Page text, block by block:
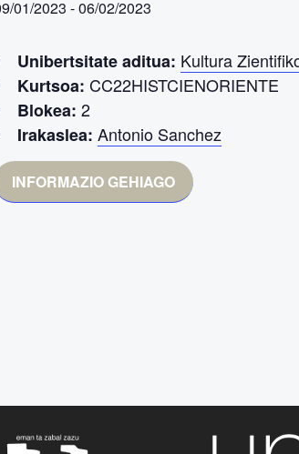
01/2023 -06/02/2023
Unibertsitate aditua: Kultura
Kurtsoa: CC22HISTCIENORIENTE
Blokea: 2
Irakaslea: Antonio Sanchez
INFORMAZIO GEHIAGO